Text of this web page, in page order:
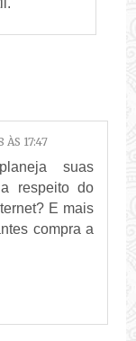
ÀS 17:47
suas
respeito do
E mais
compra a